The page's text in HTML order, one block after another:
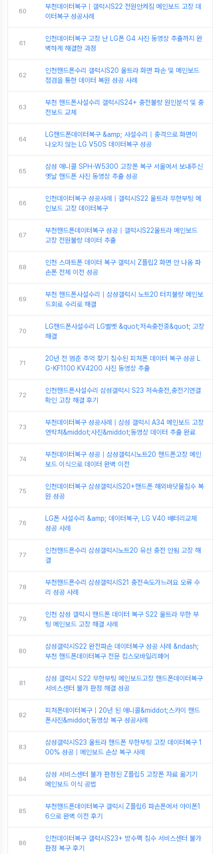
60
부천데이터복구｜갤럭시S22 전원안켜짐 메인보드 고장 데
이터복구 성공사례
61
인천데이터복구 고장 난 LG폰 G4 사진 동영상 추출까지 완
벽하게 해결한 과정
62
인천핸드폰수리 갤럭시S20 울트라 화면 파손 및 메인보드
점검을 통한 데이터 복원 성공 사례
63
부천 핸드폰사설수리 갤럭시S24+ 충전불량 원인분석 및 충
전보드 교체
64
LG핸드폰데이터복구 &amp; 사설수리｜충격으로 화면이
나오지 않는 LG V50S 데이터복구 성공
65
삼성 애니콜 SPH-W5300 고장폰 복구 서울에서 보내주신
옛날 핸드폰 사진 동영상 추출 성공
66
인천데이터복구 성공사례｜갤럭시S22 울트라 무한부팅 메
인보드 고장 데이터복구
67
부천핸드폰데이터복구 성공｜갤럭시S22울트라 메인보드
고장 전원불량 데이터 추출
68
인천 스마트폰 데이터 복구 갤럭시 Z플립2 화면 안 나옴 파
손폰 전체 이전 성공
69
부천 핸드폰사설수리｜삼성갤럭시 노트20 터치불량 메인보
드회로 수리로 해결
70
LG핸드폰사설수리 LG벨벳 &quot;저속충전중&quot; 고장
해결
71
20년 전 멈춘 추억 찾기 침수된 피처폰 데이터 복구 성공 L
G-KF1100 KV4200 사진 동영상 추출
72
인천핸드폰사설수리 삼성갤럭시 S23 저속충전,충전기연결
확인 고장 해결 후기
73
부천데이터복구 성공사례｜삼성 갤럭시 A34 메인보드 고장
연락처&middot;사진&middot;동영상 데이터 추출 완료
74
부천데이터복구 성공｜삼성갤럭시노트20 핸드폰고장 메인
보드 이식으로 데이터 완벽 이전
75
인천데이터복구 삼성갤럭시S20+핸드폰 해외바닷물침수 복
원 성공
76
LG폰 사설수리 &amp; 데이터복구, LG V40 배터리교체
성공 사례
77
인천핸드폰수리 삼성갤럭시노트20 유선 충전 안됨 고장 해
결
78
부천핸드폰수리 삼성갤럭시S21 충전속도가느려요 오류 수
리 성공 사례
79
인천 삼성 갤럭시 핸드폰 데이터 복구 S22 울트라 무한 부
팅 메인보드 고장 해결 사례
80
삼성갤럭시S22 완전파손 데이터복구 성공 사례 &ndash;
부천 핸드폰데이터복구 전문 킴스모바일리페어
81
삼성 갤럭시 S22 무한부팅 메인보드고장 핸드폰데이터복구
서비스센터 불가 판정 해결 성공
82
피처폰데이터복구｜20년 된 애니콜&middot;스카이 핸드
폰사진&middot;동영상 복구 성공사례
83
삼성갤럭시S23 울트라 핸드폰 무한부팅 고장 데이터복구 1
00% 성공｜메인보드 손상 복구 사례
84
삼성 서비스센터 불가 판정된 Z플립5 고장폰 자료 옮기기
메인보드 이식 공법
85
부천핸드폰데이터복구 갤럭시 Z플립6 파손폰에서 아이폰1
6으로 완벽 이전 후기
86
인천데이터복구 갤럭시S23+ 방수팩 침수 서비스센터 불가
판정 복구 후기